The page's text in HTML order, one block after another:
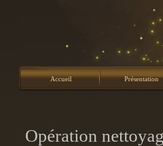
Accueil Présentation
Opération